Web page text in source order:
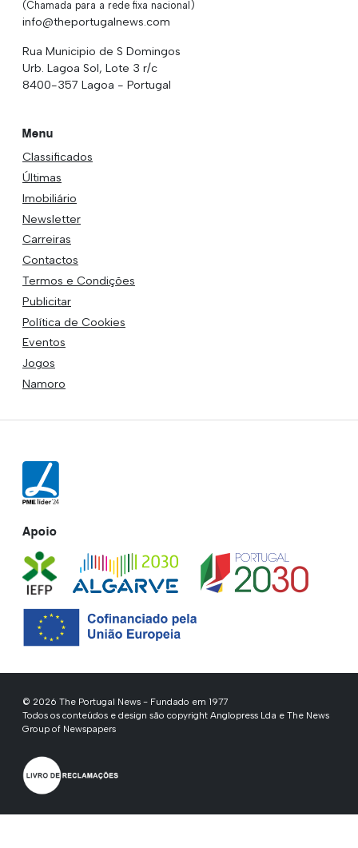
(Chamada para a rede fixa nacional)
info@theportugalnews.com
Rua Municipio de S Domingos
Urb. Lagoa Sol, Lote 3 r/c
8400-357 Lagoa - Portugal
Menu
Classificados
Últimas
Imobiliário
Newsletter
Carreiras
Contactos
Termos e Condições
Publicitar
Política de Cookies
Eventos
Jogos
Namoro
Apoio
© 2026 The Portugal News - Fundado em 1977
Todos os conteúdos e design são copyright Anglopress Lda e The News
Group of Newspapers